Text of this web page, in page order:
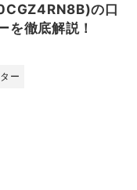
の口
を徹底解説！
ー